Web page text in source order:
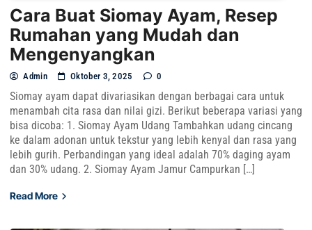
Cara Buat Siomay Ayam, Resep
Rumahan yang Mudah dan
Mengenyangkan
Admin Oktober 3, 2025 0
Siomay ayam dapat divariasikan dengan berbagai cara untuk
menambah cita rasa dan nilai gizi. Berikut beberapa variasi yang
bisa dicoba: 1. Siomay Ayam Udang Tambahkan udang cincang
ke dalam adonan untuk tekstur yang lebih kenyal dan rasa yang
lebih gurih. Perbandingan yang ideal adalah 70% daging ayam
dan 30% udang. 2. Siomay Ayam Jamur Campurkan […]
Read More